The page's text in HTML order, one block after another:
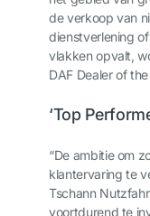
de verkoop van
dienstverlening
vlakken opvalt,
DAF Dealer of the
‘Top
“De ambitie om
klantervaring te
Tschann
voortdurend te